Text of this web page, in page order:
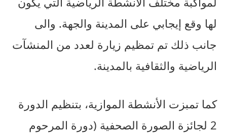
لها وقع إيجابي على المدينة والجهة. والى
جانب ذلك تم تمظيم زيارة لعدد من المنشآت
الرياضية والثقافية بالمدينة.
كما تمبزت الأنشطة الموازية، بتنظيم الدورة
2 لجائزة الصورة الصحفية (دورة المرحوم